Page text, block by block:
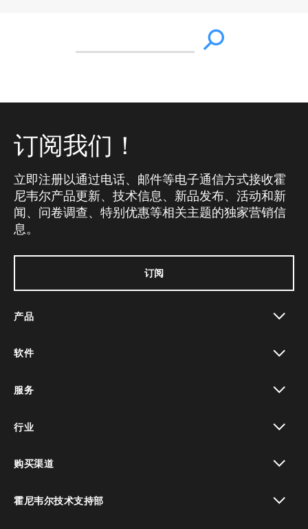
订阅我们！
立即注册以通过电话、邮件等电子通信方式接收霍
尼韦尔产品更新、技术信息、新品发布、活动和新
闻、问卷调查、特别优惠等相关主题的独家营销信
息。
订阅
产品
软件
服务
行业
购买渠道
霍尼韦尔技术支持部